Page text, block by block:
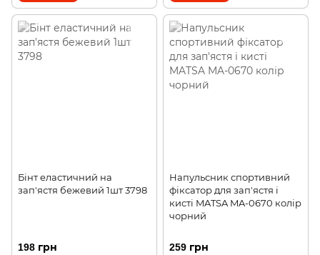
Бінт еластичний на
зап'ястя бежевий 1шт 3798
198 грн
Напульсник спортивний
фіксатор для зап'ястя і
кисті MATSA MA-0670 колір
чорний
259 грн